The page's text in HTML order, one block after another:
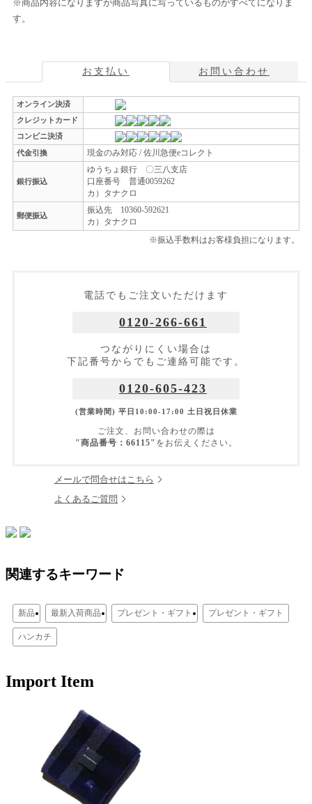
※商品内容になりますが商品写真に写っているものがすべてになりま
す。
お支払い お問い合わせ
オンライン決済
クレジットカード
コンビニ決済
代金引換
現金のみ対応 / 佐川急便eコレクト
銀行振込
ゆうちょ銀行 〇三八支店
口座番号 普通0059262
カ）タナクロ
郵便振込
振込先 10360-592621
カ）タナクロ
※振込手数料はお客様負担になります。
電話でもご注文いただけます
0120-266-661
つながりにくい場合は
下記番号からでもご連絡可能です。
0120-605-423
(営業時間) 平日10:00-17:00 土日祝日休業
ご注文、お問い合わせの際は
"商品番号：66115" をお伝えください。
メールで問合せはこちら
よくあるご質問
関連するキーワード
新品 最新入荷商品 プレゼント・ギフト プレゼント・ギフト
ハンカチ
Import Item